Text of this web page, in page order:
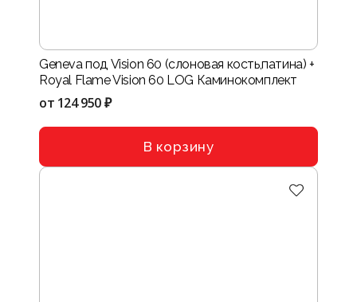
Geneva под Vision 60 (слоновая кость,патина) +
Royal Flame Vision 60 LOG Каминокомплект
от 124 950 ₽
В корзину